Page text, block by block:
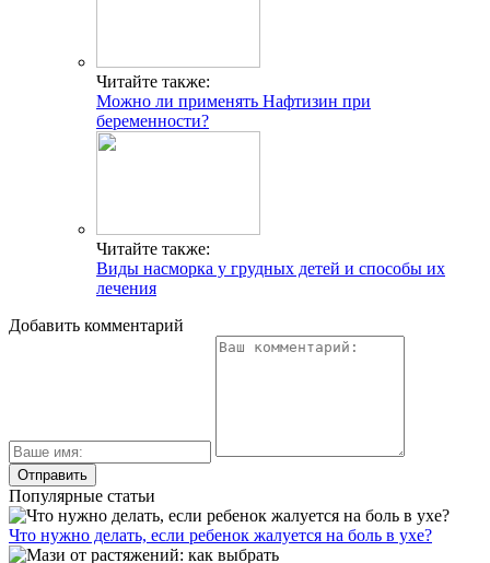
Читайте также:
Можно ли применять Нафтизин при
беременности?
Читайте также:
Виды насморка у грудных детей и способы их
лечения
Добавить комментарий
Популярные статьи
Что нужно делать, если ребенок жалуется на боль в ухе?